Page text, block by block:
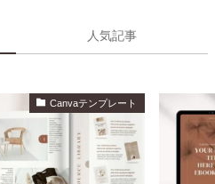
人気記事
Canvaテンプレート